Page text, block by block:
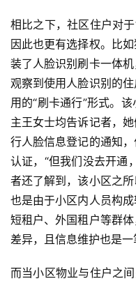
相比之下，社区住户对于
因此也更有选择权。比
装了人脸识别刷卡一体机
观察到使用人脸识别的
用的“刷卡通行”形式。
主王女士均告诉记者，
行人脸信息登记的通知
认证，“但我们没去开通
者还了解到，该小区之
也是由于小区内人员构
短租户、外国租户等群
差异，且信息维护也是一
而当小区物业与住户之